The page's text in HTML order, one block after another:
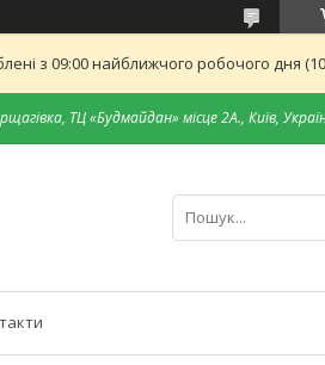
з 09:00 найближчого робочого дня
ТЦ «Будмайдан» місце 2А., Київ,